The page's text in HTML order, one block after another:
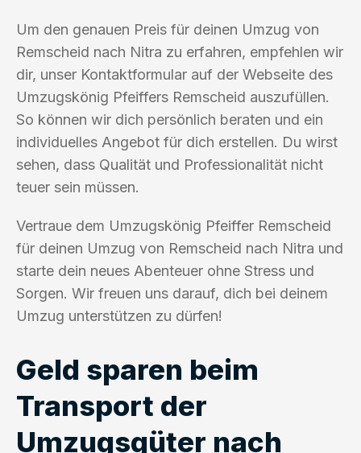
Um den genauen Preis für deinen Umzug von
Remscheid nach Nitra zu erfahren, empfehlen wir
dir, unser Kontaktformular auf der Webseite des
Umzugskönig Pfeiffers Remscheid auszufüllen.
So können wir dich persönlich beraten und ein
individuelles Angebot für dich erstellen. Du wirst
sehen, dass Qualität und Professionalität nicht
teuer sein müssen.
Vertraue dem Umzugskönig Pfeiffer Remscheid
für deinen Umzug von Remscheid nach Nitra und
starte dein neues Abenteuer ohne Stress und
Sorgen. Wir freuen uns darauf, dich bei deinem
Umzug unterstützen zu dürfen!
Geld sparen beim
Transport der
Umzugsgüter nach